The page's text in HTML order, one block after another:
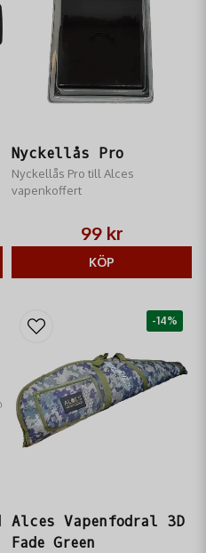
Nyckellås Pro
Nyckellås Pro till Alces
vapenkoffert
99 kr
KÖP
Alces Vapenfodral 3D
Fade Green
-14%